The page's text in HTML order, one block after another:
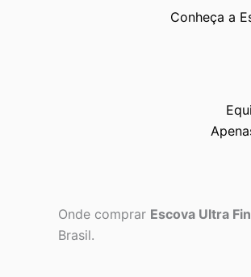
Conheça a
Onde comprar Escova Ultra
Brasil.